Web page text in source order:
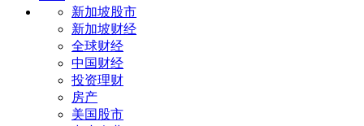
新加坡股市
新加坡财经
全球财经
中国财经
投资理财
房产
美国股市